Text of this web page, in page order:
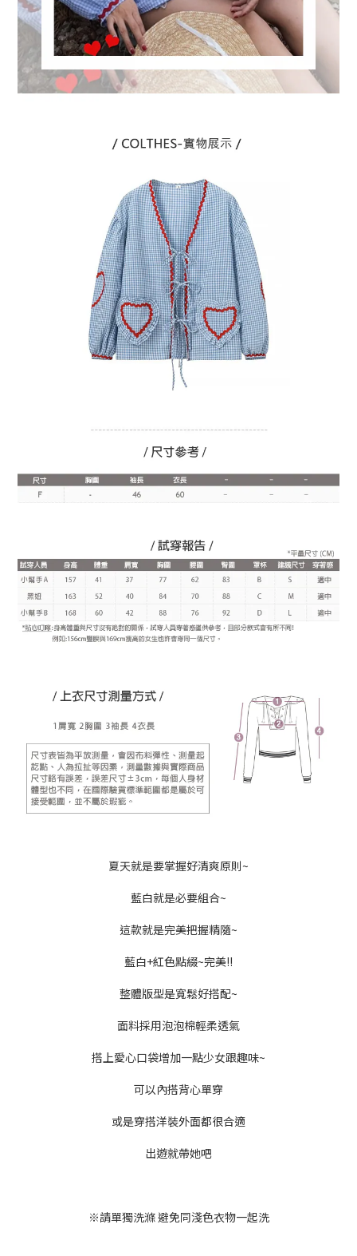
夏天就是要掌握好清爽原則~
藍白就是必要組合~
這款就是完美把握精隨~
藍白+紅色點綴~完美!!
整體版型是寬鬆好搭配~
面料採用泡泡棉輕柔透氣
搭上愛心口袋增加一點少女跟趣味~
可以內搭背心單穿
或是穿搭洋裝外面都很合適
出遊就帶她吧
※請單獨洗滌 避免同淺色衣物一起洗